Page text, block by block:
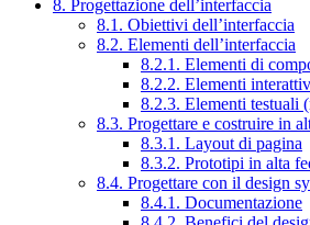
8. Progettazione dell’interfaccia
8.1. Obiettivi dell’interfaccia
8.2. Elementi dell’interfaccia
8.2.1. Elementi di
8.2.2. Elementi
8.2.3. Elementi testuali
8.3. Progettare e costruire in
8.3.1. Layout di pagina
8.3.2. Prototipi in alta
8.4. Progettare con il design
8.4.1. Documentazione